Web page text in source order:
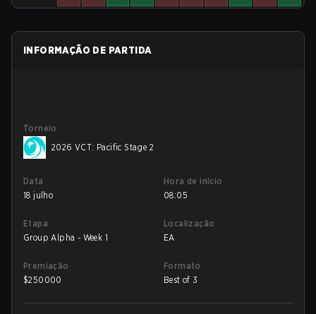
INFORMAÇÃO DE PARTIDA
Torneio
2026 VCT: Pacific Stage 2
Data
18 julho
Hora de início
08:05
Etapa
Group Alpha - Week 1
Localização
EA
Premiação
$250000
Formato
Best of 3